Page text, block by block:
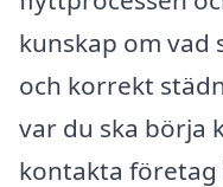
kunskap om vad
och korrekt
var du ska börja
kontakta